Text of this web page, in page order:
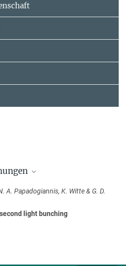
Garching
A. Papadogiannis, K. Witte & G. D.
light bunching